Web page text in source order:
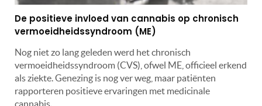
De positieve invloed van cannabis op chronisch
vermoeidheidssyndroom (ME)
Nog niet zo lang geleden werd het chronisch
vermoeidheidssyndroom (CVS), ofwel ME, officieel erkend
als ziekte. Genezing is nog ver weg, maar patiënten
rapporteren positieve ervaringen met medicinale
cannabis.